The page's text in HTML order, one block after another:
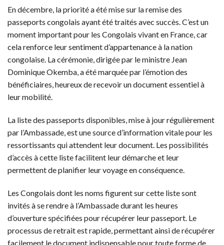
En décembre, la priorité a été mise sur la remise des
passeports congolais ayant été traités avec succès. C’est un
moment important pour les Congolais vivant en France, car
cela renforce leur sentiment d’appartenance à la nation
congolaise. La cérémonie, dirigée par le ministre Jean
Dominique Okemba, a été marquée par l’émotion des
bénéficiaires, heureux de recevoir un document essentiel à
leur mobilité.
La liste des passeports disponibles, mise à jour régulièrement
par l’Ambassade, est une source d’information vitale pour les
ressortissants qui attendent leur document. Les possibilités
d’accès à cette liste facilitent leur démarche et leur
permettent de planifier leur voyage en conséquence.
Les Congolais dont les noms figurent sur cette liste sont
invités à se rendre à l’Ambassade durant les heures
d’ouverture spécifiées pour récupérer leur passeport. Le
processus de retrait est rapide, permettant ainsi de récupérer
facilement le document indispensable pour toute forme de